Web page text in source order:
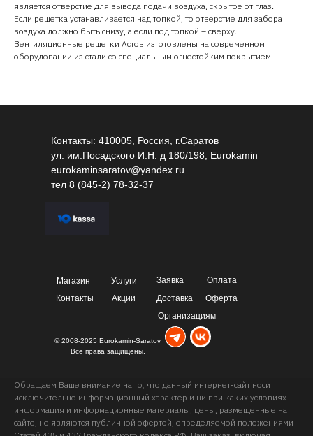
является отверстие для вывода подачи воздуха, скрытое от глаз.
Если решетка устанавливается над топкой, то отверстие для забора
воздуха должно быть снизу, а если под топкой – сверху.
Вентиляционные решетки Астов изготовлены на современном
оборудовании из стали со специальным огнестойким покрытием.
Контакты: 410005, Россия, г.Саратов
ул. им.Посадского И.Н. д 180/198, Eurokamin
eurokaminsaratov@yandex.ru
тел 8 (845-2) 78-32-37
Магазин
© 2008-2025 Eurokamin-Saratov
Все права защищены.
Услуги Заявка
Оплата
Акции
Контакты Доставка
Оферта
Организациям
Обращаем Ваше внимание на то, что данный интернет-сайт носит
исключительно информационный характер и ни при каких условиях
информация и информационные материалы, цены, размещенные на
сайте, не являются публичной офертой, определяемой положениями